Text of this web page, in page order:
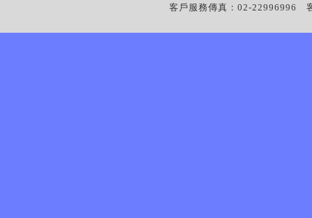
客戶服務傳真：02-22996996